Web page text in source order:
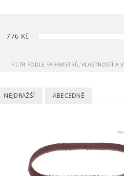
776 Kč
FILTR PODLE PARAMETRŮ, VLASTNOSTÍ A
NEJDRAŽŠÍ ABECEDNĚ